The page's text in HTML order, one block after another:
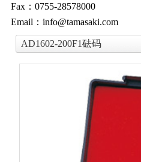
Fax：0755-28578000
Email：info@tamasaki.com
AD1602-200F1砝码